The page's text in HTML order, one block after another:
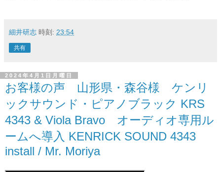
細井研志 時刻: 23:54
共有
2024年4月1日月曜日
お客様の声 山形県・森谷様 ケンリ
ックサウンド・ピアノブラック KRS
4343 & Viola Bravo オーディオ専用ル
ームへ導入 KENRICK SOUND 4343
install / Mr. Moriya